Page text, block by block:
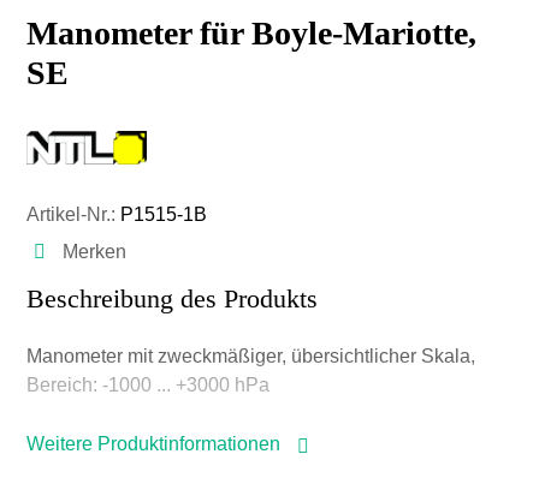
Manometer für Boyle-Mariotte,
SE
Artikel-Nr.: P1515-1B
Merken
Beschreibung des Produkts
Manometer mit zweckmäßiger, übersichtlicher Skala,
Bereich: -1000 ... +3000 hPa
Weitere Produktinformationen